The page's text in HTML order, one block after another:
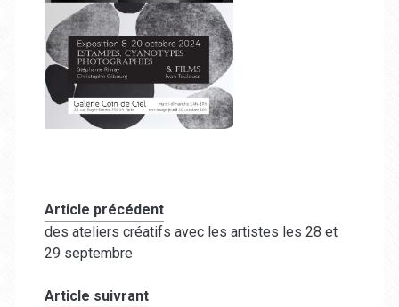
Article précédent
des ateliers créatifs avec les artistes les 28 et
29 septembre
Article suivrant